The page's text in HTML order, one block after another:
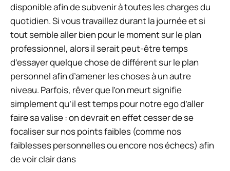
disponible afin de subvenir à toutes les charges du
quotidien. Si vous travaillez durant la journée et si
tout semble aller bien pour le moment sur le plan
professionnel, alors il serait peut-être temps
d’essayer quelque chose de différent sur le plan
personnel afin d’amener les choses à un autre
niveau. Parfois, rêver que l’on meurt signifie
simplement qu’il est temps pour notre ego d’aller
faire sa valise : on devrait en effet cesser de se
focaliser sur nos points faibles (comme nos
faiblesses personnelles ou encore nos échecs) afin
de voir clair dans